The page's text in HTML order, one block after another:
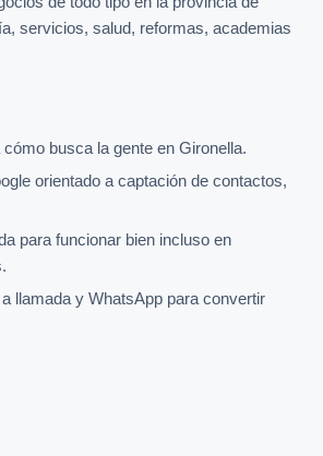
servicios, salud, reformas, academias
busca la gente en Gironella.
orientado a captación de contactos,
para funcionar bien incluso en
llamada y WhatsApp para convertir